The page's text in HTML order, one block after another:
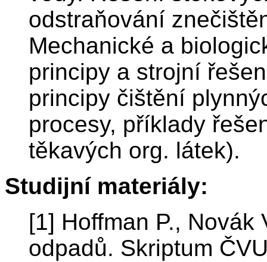
odstraňování
Mechanické a
principy a strojní
principy čištění
procesy, příklady
těkavých org. látek).
Studijní materiály:
[1] Hoffman P.,
odpadů. Skriptum